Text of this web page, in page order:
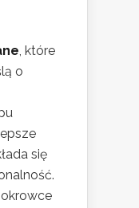
, które
o
się